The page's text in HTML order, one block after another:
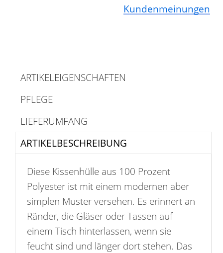
Kundenmeinungen
ARTIKELBESCHREIBUNG
ARTIKELEIGENSCHAFTEN
PFLEGE
LIEFERUMFANG
Diese Kissenhülle aus 100 Prozent
Polyester ist mit einem modernen aber
simplen Muster versehen. Es erinnert an
Ränder, die Gläser oder Tassen auf
einem Tisch hinterlassen, wenn sie
feucht sind und länger dort stehen. Das